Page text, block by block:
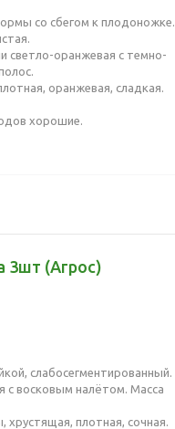
со сбегом к плодоножке.
светло-оранжевая с темно-
оранжевая, сладкая.
хорошие.
3шт (Агрос)
слабосегментированный.
с восковым налётом. Масса
плотная, сочная.